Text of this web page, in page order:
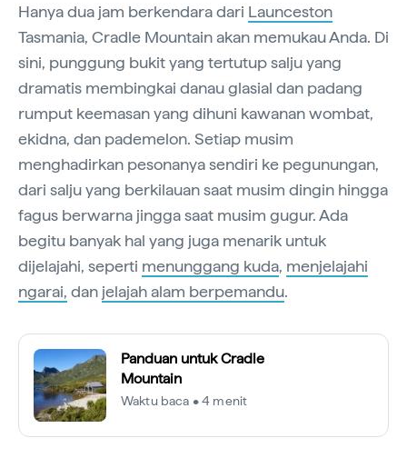
Hanya dua jam berkendara dari Launceston
Tasmania, Cradle Mountain akan memukau Anda. Di
sini, punggung bukit yang tertutup salju yang
dramatis membingkai danau glasial dan padang
rumput keemasan yang dihuni kawanan wombat,
ekidna, dan pademelon. Setiap musim
menghadirkan pesonanya sendiri ke pegunungan,
dari salju yang berkilauan saat musim dingin hingga
fagus berwarna jingga saat musim gugur. Ada
begitu banyak hal yang juga menarik untuk
dijelajahi, seperti menunggang kuda, menjelajahi
ngarai, dan jelajah alam berpemandu.
Panduan untuk Cradle
Mountain
Waktu baca • 4 menit